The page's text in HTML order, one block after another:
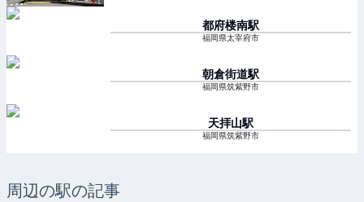
都府楼南駅
福岡県太宰府市
朝倉街道駅
福岡県筑紫野市
天拝山駅
福岡県筑紫野市
周辺の駅の記事